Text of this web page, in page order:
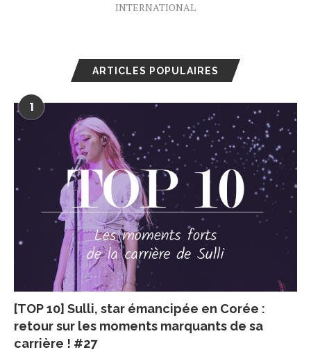
INTERNATIONAL
ARTICLES POPULAIRES
1
[TOP 10] Sulli, star émancipée en Corée :
retour sur les moments marquants de sa
carrière ! #27